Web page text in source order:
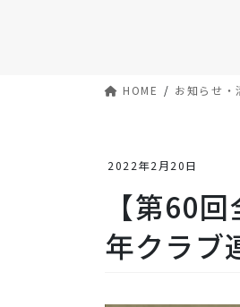
HOME お知らせ・
2022年2月20日
【第60
年クラブ